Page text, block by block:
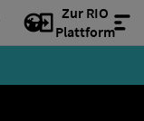
Zur RIO
Plattform